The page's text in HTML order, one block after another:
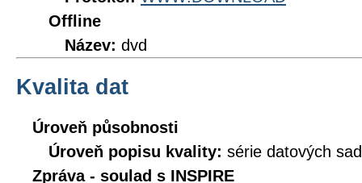
Offline
Název: dvd
Kvalita dat
Úroveň působnosti
Úroveň popisu kvality: série datových sad
Zpráva - soulad s INSPIRE